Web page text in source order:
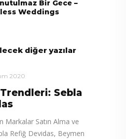
Bir Gece –
Weddings
diğer yazılar
2020
Sebla
Markalar Satın Alma ve
Refiğ Devidas, Beymen